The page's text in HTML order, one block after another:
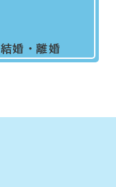
結婚・離婚